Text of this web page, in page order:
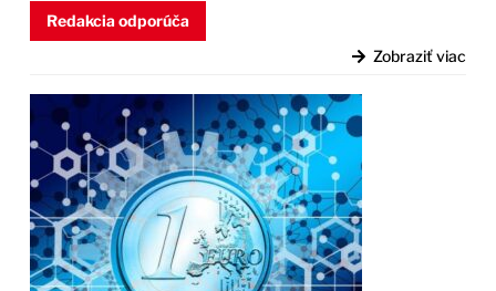
Redakcia odporúča
Zobraziť viac